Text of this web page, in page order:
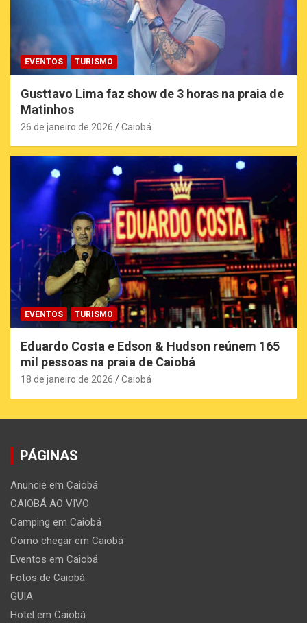
EVENTOS TURISMO
Gusttavo Lima faz show de 3 horas na praia de
Matinhos
26 de janeiro de 2026 Caiobá
EVENTOS TURISMO
Eduardo Costa e Edson & Hudson reúnem 165
mil pessoas na praia de Caiobá
18 de janeiro de 2026 Caiobá
PÁGINAS
Anuncie em Caiobá
CAIOBÁ AO VIVO
Camping em Caiobá
Como chegar em Caiobá
Eventos em Caiobá
Fotos de Caiobá
GUIA
Hotel em Caiobá